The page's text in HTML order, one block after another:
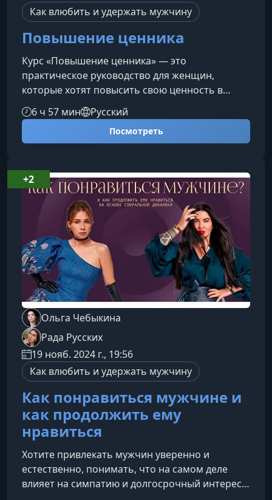
Как влюбить и удержать мужчину
Повышение ценника
Курс «Повышение ценника» — это
практическое руководство для женщин,
которые хотят повысить свою ценность в
отношениях, понять мужскую мотивацию и
выстроить здоровую динамику, основанную на
уважении, уверенности и личных границах.Что
отношениях, почему одни мужчины готовы
вкладываться, а другие — нет, и как изменить
сценарий в свою пользу.Программа курса
6 ч 57 мин Русский
Посмотреть
Ольга Чебыкина
Рада Русских
19 нояб. 2024 г., 19:56
Как влюбить и удержать мужчину
Как понравиться мужчине и
как продолжить ему
нравиться
Хотите привлекать мужчин уверенно и
естественно, понимать, что на самом деле
влияет на симпатию и долгосрочный интерес,
+2